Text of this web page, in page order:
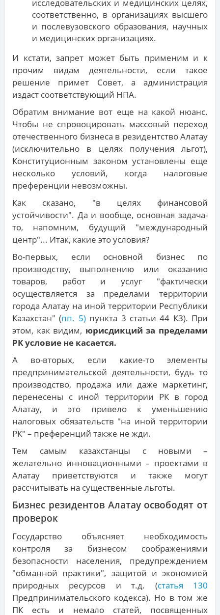
исследовательских и медицинских целях,
соответственно, в организациях высшего
и послевузовского образования, научных
и медицинских организациях.
И кстати, запрет может быть применим и к
прочим видам деятельности, если такое
решение примет Совет, а администрация
издаст соответствующий НПА.
Обратим внимание вот еще на какой нюанс.
Чтобы не спровоцировать массовый переход
отечественного бизнеса в резидентство Алатау
(исключительно в целях получения льгот),
Конституционным законом установлены еще
несколько условий, когда налоговые
преференции невозможны.
Как сказано, "в целях финансовой
устойчивости". Да и вообще, основная задача-
то, напомним, будущий "международный
центр"... Итак, какие это условия?
Во-первых, если основной бизнес по
производству, выполнению или оказанию
товаров, работ и услуг "фактически
осуществляется за пределами территории
города Алатау на иной территории Республики
Казахстан" (пп. 5)пункта 3 статьи 44 КЗ). При
этом, как видим, юрисдикций за пределами
РК условие не касается.
А во-вторых, если какие-то элементы
предпринимательской деятельности, будь то
производство, продажа или даже маркетинг,
перенесены с иной территории РК в город
Алатау, и это привело к уменьшению
налоговых обязательств "на иной территории
РК" – преференций также не жди.
Тем самым казахстанцы с новыми –
желательно инновационными – проектами в
Алатау приветствуются и также могут
рассчитывать на существенные льготы.
Бизнес резидентов Алатау освободят от
проверок
Государство объясняет необходимость
контроля за бизнесом соображениями
безопасности населения, предупреждением
"обманной практики", защитой и экономией
природных ресурсов и т.д. (статья 130
Предпринимательского кодекса). Но в том же
ПК есть и немало статей, посвященных